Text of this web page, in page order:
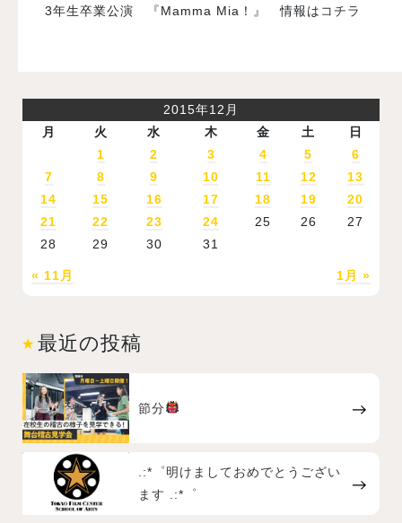
3年生卒業公演 『Mamma Mia！』 情報は コチラ
2015年12月
月
火 水 木 金 土 日
« 11月 1月 »
1 2 3 4 5
6
7
8 9 10 11 12
13
14
15 16 17 18 19
20
21
22 23 24 25 26
27
28
29 30 31
最近の投稿
節分
.:*゜明けましておめでとうござい
ます .:*゜